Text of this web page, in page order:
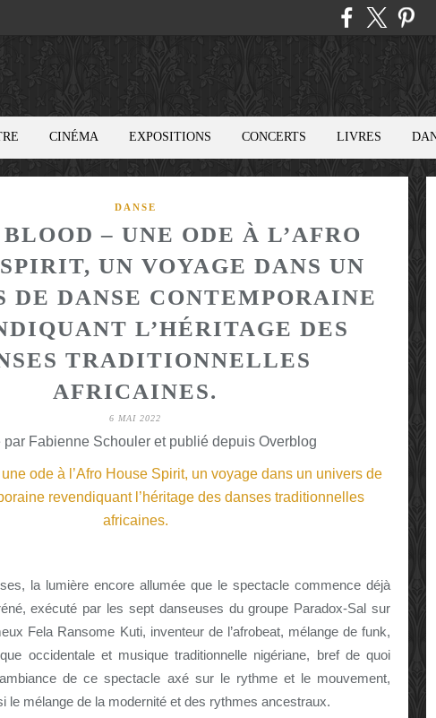
CINÉMA EXPOSITIONS CONCERTS LIVRES
DANSE
– UNE ODE À L’AFRO
UN VOYAGE DANS UN
DE DANSE CONTEMPORAINE
L’HÉRITAGE DES
TRADITIONNELLES
AFRICAINES.
6 MAI 2022
par Fabienne Schouler et publié depuis Overblog
la lumière encore allumée que le spectacle commence déjà
exécuté par les sept danseuses du groupe Paradox-Sal sur
Fela Ransome Kuti, inventeur de l’afrobeat, mélange de funk,
occidentale et musique traditionnelle nigériane, bref de quoi
de ce spectacle axé sur le rythme et le mouvement,
le mélange de la modernité et des rythmes ancestraux.